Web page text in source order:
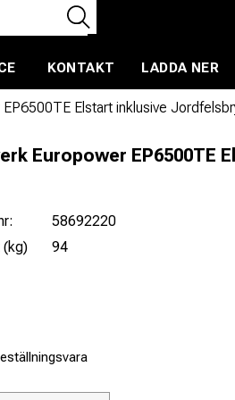
KONTAKT LADDA NER
Elstart inklusive
Europower EP6500TE
58692220
(kg)
94